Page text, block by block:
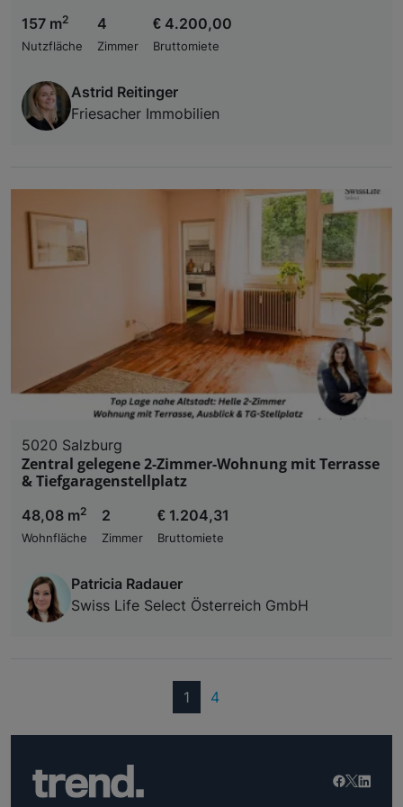
157 m2
Nutzfläche
4
Zimmer
€ 4.200,00
Bruttomiete
Astrid Reitinger
Friesacher Immobilien
5020 Salzburg
Zentral gelegene 2-Zimmer-Wohnung mit Terrasse
& Tiefgaragenstellplatz
48,08 m2
Wohnfläche
2
Zimmer
€ 1.204,31
Bruttomiete
Patricia Radauer
Swiss Life Select Österreich GmbH
1 (current)
4